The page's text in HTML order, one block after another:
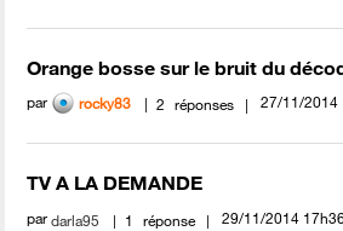
Orange bosse sur le bruit du
par rocky83 2 réponses ‎27/11/2014
TV A LA DEMANDE
pardarla95 1 réponse ‎29/11/2014